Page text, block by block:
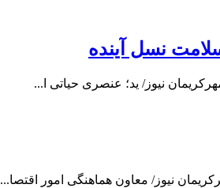
نسل آینده
نیوز/ ید؛ عنصری حیاتی ا...
نیوز/ معاون هماهنگی امور اقتصا...